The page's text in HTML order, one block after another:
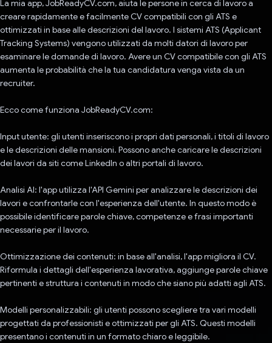
La mia app, JobReadyCV.com, aiuta le persone in cerca di lavoro a
creare rapidamente e facilmente CV compatibili con gli ATS e
ottimizzati in base alle descrizioni del lavoro. I sistemi ATS (Applicant
Tracking Systems) vengono utilizzati da molti datori di lavoro per
esaminare le domande di lavoro. Avere un CV compatibile con gli ATS
aumenta le probabilità che la tua candidatura venga vista da un
recruiter.
Ecco come funziona JobReadyCV.com:
Input utente: gli utenti inseriscono i propri dati personali, i titoli di lavoro
e le descrizioni delle mansioni. Possono anche caricare le descrizioni
dei lavori da siti come LinkedIn o altri portali di lavoro.
Analisi AI: l'app utilizza l'API Gemini per analizzare le descrizioni dei
lavori e confrontarle con l'esperienza dell'utente. In questo modo è
possibile identificare parole chiave, competenze e frasi importanti
necessarie per il lavoro.
Ottimizzazione dei contenuti: in base all'analisi, l'app migliora il CV.
Riformula i dettagli dell'esperienza lavorativa, aggiunge parole chiave
pertinenti e struttura i contenuti in modo che siano più adatti agli ATS.
Modelli personalizzabili: gli utenti possono scegliere tra vari modelli
progettati da professionisti e ottimizzati per gli ATS. Questi modelli
presentano i contenuti in un formato chiaro e leggibile.